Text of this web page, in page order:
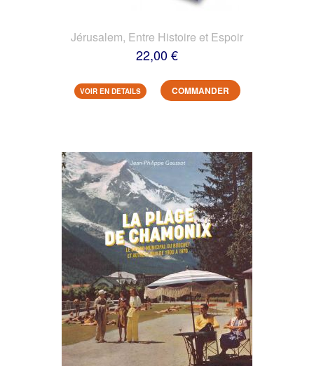
Jérusalem, Entre Histoire et Espoir
22,00 €
VOIR EN DETAILS COMMANDER